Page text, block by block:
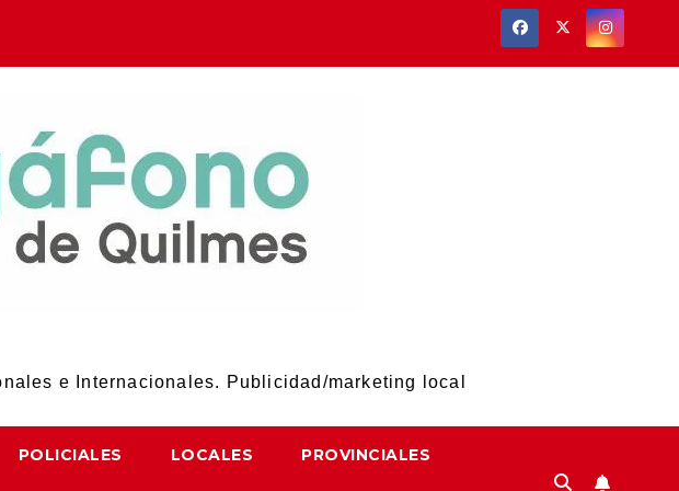
e Internacionales. Publicidad/marketing local
POLICIALES LOCALES PROVINCIALES